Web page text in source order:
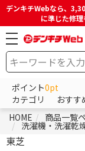
デンキチWebなら、
に準じた修
ポイント0pt
カテゴリ
おすす
HOME
商品一覧
洗濯機・洗濯乾
東芝